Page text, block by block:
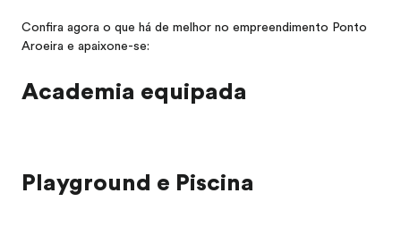
Confira agora o que há de melhor no empreendimento Ponto
Aroeira e apaixone-se:
Academia equipada
Playground e Piscina